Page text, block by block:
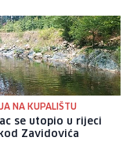
NA KUPALIŠTU
se utopio u rijeci
Zavidovića